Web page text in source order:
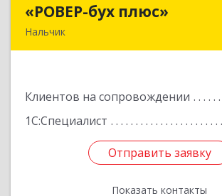
«РОВЕР-бух плюс»
Нальчик
Клиентов на сопровождении
1С:Специалист
Отправить заявку
Показать контакты
«РОВЕР-
Отправить заявку
Назад